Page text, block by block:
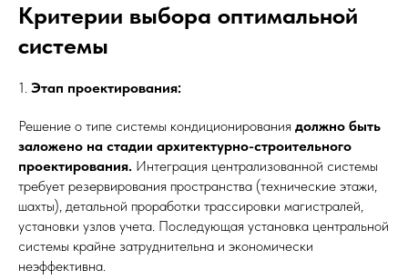
Критерии выбора оптимальной
системы
1. Этап проектирования:
Решение о типе системы кондиционирования должно быть
заложено на стадии архитектурно-строительного
проектирования. Интеграция централизованной системы
требует резервирования пространства (технические этажи,
шахты), детальной проработки трассировки магистралей,
установки узлов учета. Последующая установка центральной
системы крайне затруднительна и экономически
неэффективна.